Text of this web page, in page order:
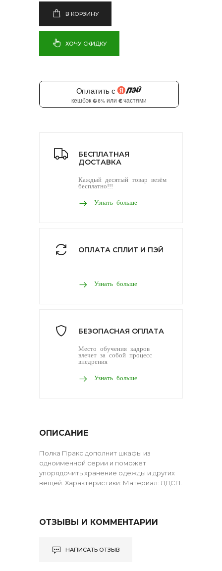
В КОРЗИНУ
ХОЧУ СКИДКУ
БЕСПЛАТНАЯ
ДОСТАВКА
Каждый десятый товар везём
бесплатно!!!
Узнать больше
ОПЛАТА СПЛИТ И ПЭЙ
Узнать больше
БЕЗОПАСНАЯ ОПЛАТА
Место обучения кадров
влечет за собой процесс
внедрения
Узнать больше
ОПИСАНИЕ
Полка Пракс дополнит шкафы из
одноименной серии и поможет
упорядочить хранение одежды и других
вещей. Характеристики: Материал: ЛДСП.
ОТЗЫВЫ И КОММЕНТАРИИ
НАПИСАТЬ ОТЗЫВ